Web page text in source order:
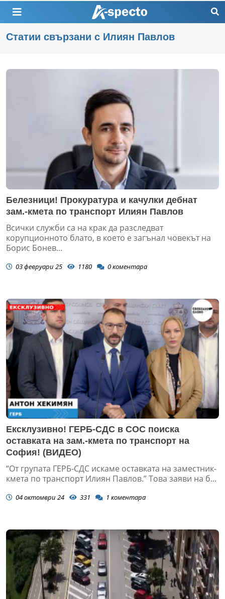
Статии свързани с Илиян Павлов
Белезници! Прокуратура и качулки дебнат
зам.-кмета по транспорт Илиян Павлов
Всички служби са на крак да разследват
корупционното блато, в което е загънал човекът на
Борис Бонев...
03 февруари 25 1180 0коментара
Ексклузивно! ГЕРБ-СДС в СОС поиска
оставката на зам.-кмета по транспорт на
София! (ВИДЕО)
“От групата ГЕРБ-СДС искаме оставката на заместник-
кмета по транспорт Илиян Павлов.” Това заяви на б...
04 октомври 24 331 1 коментара